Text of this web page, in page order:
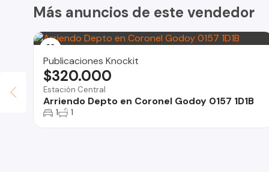
Más anuncios de este vendedor
Publicaciones Knockit
Estación Central
Arriendo Depto en Coronel Godoy 0157 1D1B
$320.000
1 1